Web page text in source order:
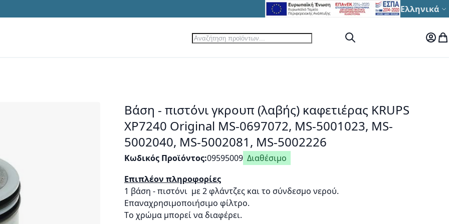
Γλώσσα
Ελληνικά
Αναζήτηση
Αναζήτηση Ο
Βάση - πιστόνι γκρουπ (λαβής) καφετιέρας KRUPS
XP7240 Original MS-0697072, MS-5001023, MS-
5002040, MS-5002081, MS-5002226
Κωδικός Προϊόντος 09595009 Διαθέσιμο
Επιπλέον πληροφορίες
1 βάση - πιστόνι με 2 φλάντζες και το σύνδεσμο νερού.
Επαναχρησιμοποιήσιμο φίλτρο.
Tο χρώμα μπορεί να διαφέρει.